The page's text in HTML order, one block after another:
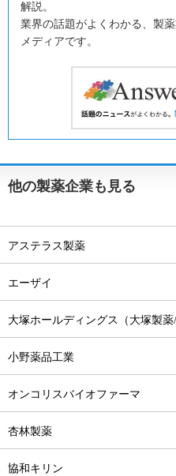
解説。
業界の話題がよくわかる、製
メディアです。
他の製薬企業も見る
アステラス製薬
エーザイ
大塚ホールディングス（大塚製薬
小野薬品工業
オンコリスバイオファーマ
杏林製薬
協和キリン